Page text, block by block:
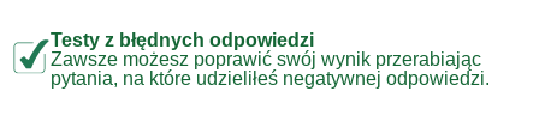
Testy z błędnych odpowiedzi
Zawsze możesz poprawić swój wynik przerabiając
pytania, na które udzieliłeś negatywnej odpowiedzi.